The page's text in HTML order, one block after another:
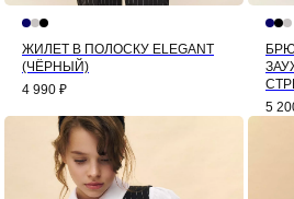
ЖИЛЕТ В ПОЛОСКУ ELEGANT
(ЧЁРНЫЙ)
4 990 ₽
5